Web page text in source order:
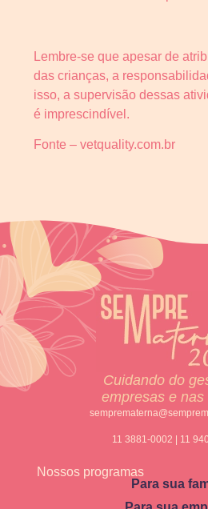
Lembre-se que apesar de
das crianças, a
isso, a supervisão dessas
é imprescindível.
Fonte – vetquality.com.br
Cuidando do
empresas e nas
11 3881-0002 | 11
Nossos programas
Para sua